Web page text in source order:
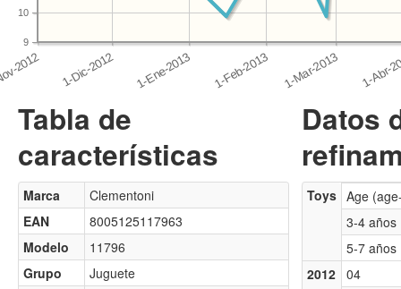
9
10
Tabla de
características
Marca
Clementoni
EAN
8005125117963
Modelo
11796
Grupo
Juguete
Datos
Toys Age
3-4 años
5-7 años
2012
04